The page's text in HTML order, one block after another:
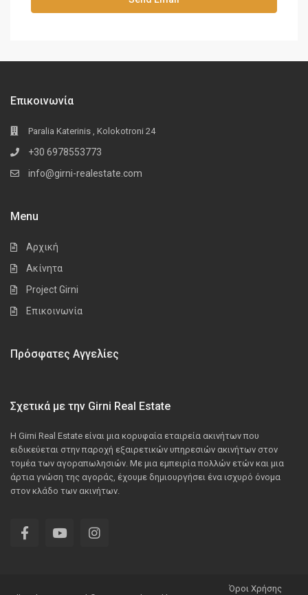
Επικοινωνία
Paralia Katerinis , Kolokotroni 24
+30 6978553773
info@girni-realestate.com
Menu
Αρχική
Ακίνητα
Project Girni
Επικοινωνία
Πρόσφατες Αγγελίες
Σχετικά με την Girni Real Estate
Η Girni Real Estate είναι μια κορυφαία εταιρεία ακινήτων που
ειδικεύεται στην παροχή εξαιρετικών υπηρεσιών ακινήτων στον
τομέα των αγοραπωλησιών. Με μια εμπειρία πολλών ετών και μια
άρτια γνώση της αγοράς, έχουμε δημιουργήσει ένα ισχυρό όνομα
στον κλάδο των ακινήτων.
Όροι Χρήσης